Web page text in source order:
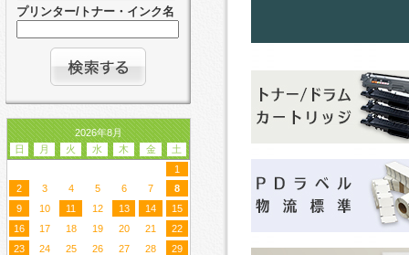
プリンター/トナー・インク名
2026年8月
日
月 火 水 木 金
土
1
2
3 4 5 6 7
8
9
10 11 12 13 14
15
16
17 18 19 20 21
22
23
24 25 26 27 28
29